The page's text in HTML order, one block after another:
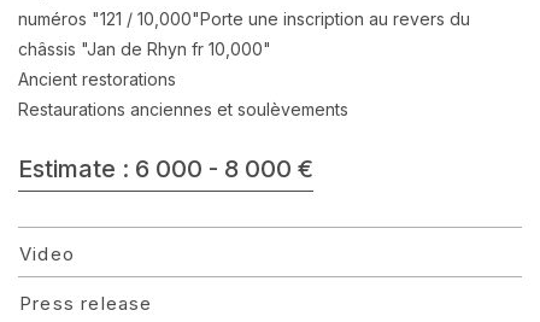
numéros "121 / 10,000"Porte une inscription au revers du
châssis "Jan de Rhyn fr 10,000"
Ancient restorations
Restaurations anciennes et soulèvements
Estimate : 6 000 - 8 000 €
Video
Press release